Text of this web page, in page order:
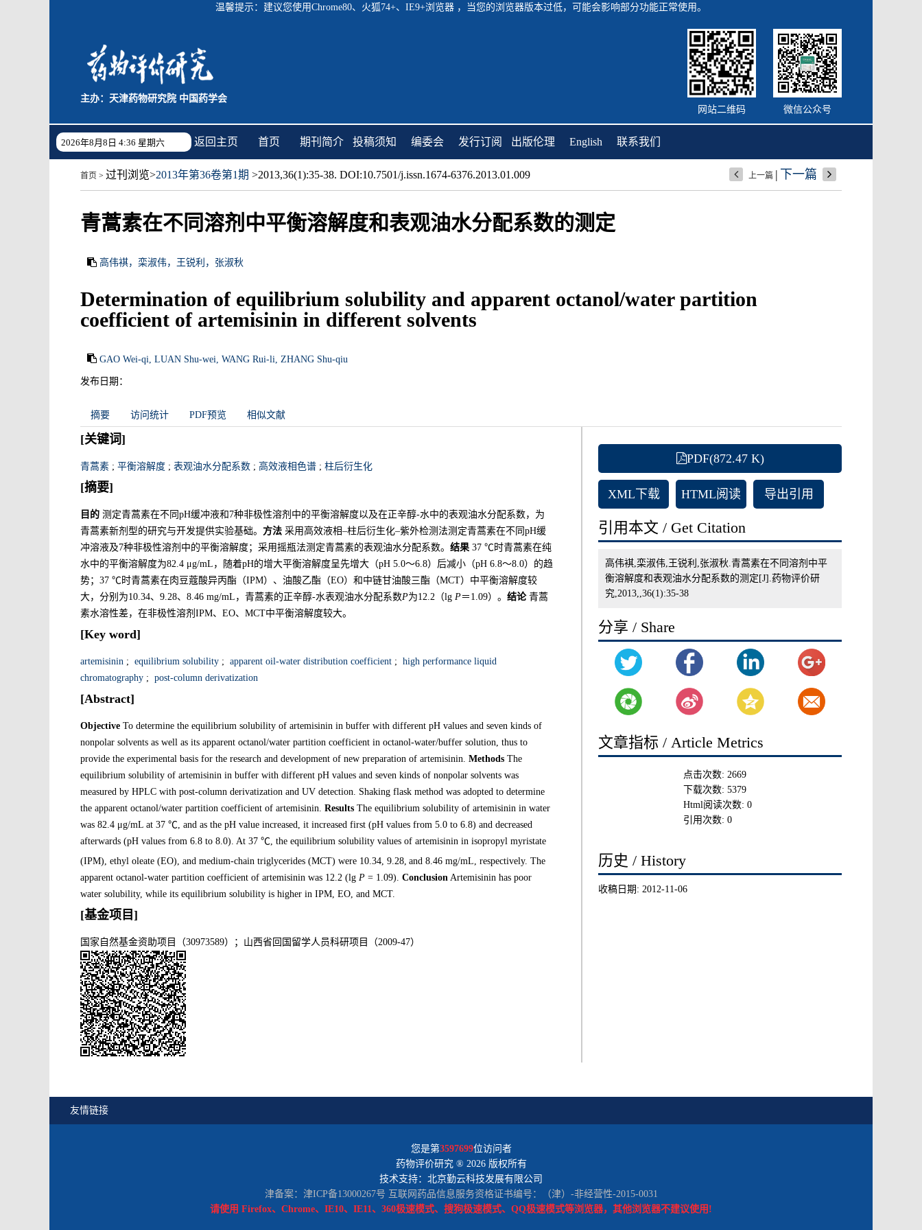
温馨提示：建议您使用Chrome80、火狐74+、IE9+浏览器 ，当您的浏览器版本过低，可能会影响部分功能正常使用。
主办：天津药物研究院 中国药学会
微信公众号
网站二维码
2026年8月8日 4:36 星期六 返回主页 首页 期刊简介 投稿须知 编委会 发行订阅 出版伦理 English 联系我们
首页 > 过刊浏览>2013年第36卷第1期 >2013,36(1):35-38. DOI:10.7501/j.issn.1674-6376.2013.01.009 上一篇 | 下一篇
青蒿素在不同溶剂中平衡溶解度和表观油水分配系数的测定
高伟褀，栾淑伟，王锐利，张淑秋
Determination of equilibrium solubility and apparent octanol/water partition
coefficient of artemisinin in different solvents
GAO Wei-qi, LUAN Shu-wei, WANG Rui-li, ZHANG Shu-qiu
发布日期：
摘要 访问统计 PDF预览 相似文献
[关键词]
青蒿素 ; 平衡溶解度 ; 表观油水分配系数 ; 高效液相色谱 ; 柱后衍生化
[摘要]
目的 测定青蒿素在不同pH缓冲液和7种非极性溶剂中的平衡溶解度以及在正辛醇-水中的表观油水分配系数，为
青蒿素新剂型的研究与开发提供实验基础。 方法 采用高效液相–柱后衍生化–紫外检测法测定青蒿素在不同pH缓
冲溶液及7种非极性溶剂中的平衡溶解度；采用摇瓶法测定青蒿素的表观油水分配系数。 结果 37 ℃时青蒿素在纯
水中的平衡溶解度为82.4 μg/mL，随着pH的增大平衡溶解度呈先增大（pH 5.0～6.8）后减小（pH 6.8～8.0）的趋
势；37 ℃时青蒿素在肉豆蔻酸异丙酯（IPM）、油酸乙酯（EO）和中链甘油酸三酯（MCT）中平衡溶解度较
大，分别为10.34、9.28、8.46 mg/mL，青蒿素的正辛醇-水表观油水分配系数P为12.2（lg P＝1.09）。 结论青蒿
素水溶性差，在非极性溶剂IPM、EO、MCT中平衡溶解度较大。
[Key word]
artemisinin ; equilibrium solubility ; apparent oil-water distribution coefficient ; high performance liquid
chromatography ; post-column derivatization
[Abstract]
Objective To determine the equilibrium solubility of artemisinin in buffer with different pH values and seven kinds of
nonpolar solvents as well as its apparent octanol/water partition coefficient in octanol-water/buffer solution, thus to
provide the experimental basis for the research and development of new preparation of artemisinin. Methods The
equilibrium solubility of artemisinin in buffer with different pH values and seven kinds of nonpolar solvents was
measured by HPLC with post-column derivatization and UV detection. Shaking flask method was adopted to determine
the apparent octanol/water partition coefficient of artemisinin. Results The equilibrium solubility of artemisinin in water
was 82.4 μg/mL at 37 ℃, and as the pH value increased, it increased first (pH values from 5.0 to 6.8) and decreased
afterwards (pH values from 6.8 to 8.0). At 37 ℃, the equilibrium solubility values of artemisinin in isopropyl myristate
(IPM), ethyl oleate (EO), and medium-chain triglycerides (MCT) were 10.34, 9.28, and 8.46 mg/mL, respectively. The
apparent octanol-water partition coefficient of artemisinin was 12.2 (lg P = 1.09). Conclusion Artemisinin has poor
water solubility, while its equilibrium solubility is higher in IPM, EO, and MCT.
[基金项目]
国家自然基金资助项目（30973589）；山西省回国留学人员科研项目（2009-47）
PDF(872.47 K)
XML下载 HTML阅读 导出引用
引用本文 / Get Citation
高伟褀,栾淑伟,王锐利,张淑秋.青蒿素在不同溶剂中平
衡溶解度和表观油水分配系数的测定[J].药物评价研
究,2013,,36(1):35-38
分享 / Share
文章指标 / Article Metrics
点击次数:2669
下载次数:5379
Html阅读次数:0
引用次数:0
历史 / History
收稿日期: 2012-11-06
友情链接
您是第3597699位访问者
药物评价研究 ® 2026 版权所有
技术支持：北京勤云科技发展有限公司
津备案：津ICP备13000267号 互联网药品信息服务资格证书编号：（津）-非经营性-2015-0031
请使用 Firefox、Chrome、IE10、IE11、360极速模式、搜狗极速模式、QQ极速模式等浏览器，其他浏览器不建议使用!